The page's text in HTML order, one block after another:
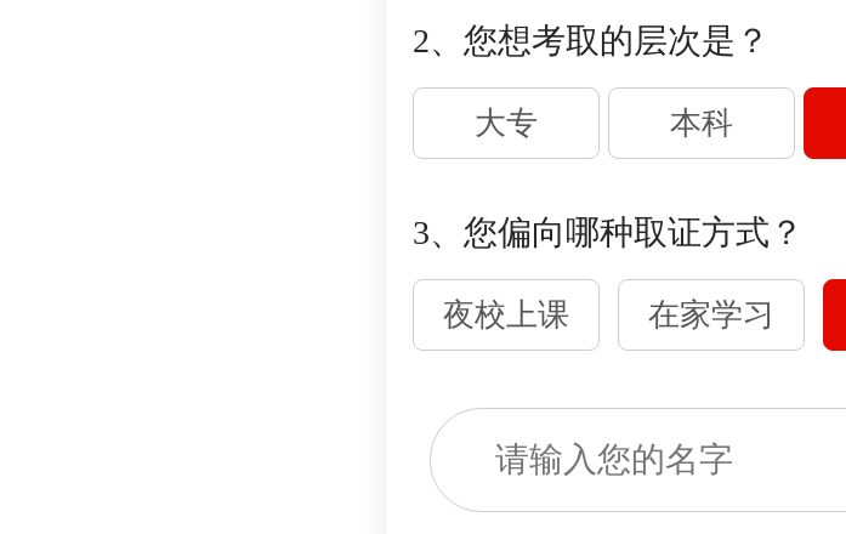
2、您想考取的层次是？
大专 本科
3、您偏向哪种取证方式？
夜校上课 在家学习